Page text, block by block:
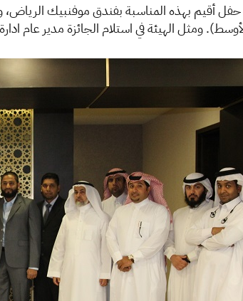
حفل أقيم بهذه المناسبة بفندق موفنبيك
ومثل الهيئة في استلام الجائزة مدير عام